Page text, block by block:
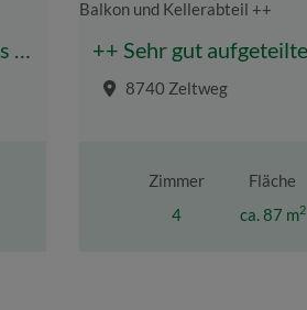
++Toplage in Spielberg - Geräumiges und möbliertes Geschäftslokal++
8740 Zeltweg
Zimmer
4
Fläche
ca. 87 m2